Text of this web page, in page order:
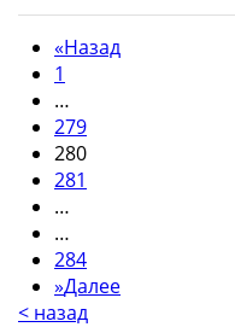
«Назад
1
…
279
280
281
…
…
284
»Далее
< назад